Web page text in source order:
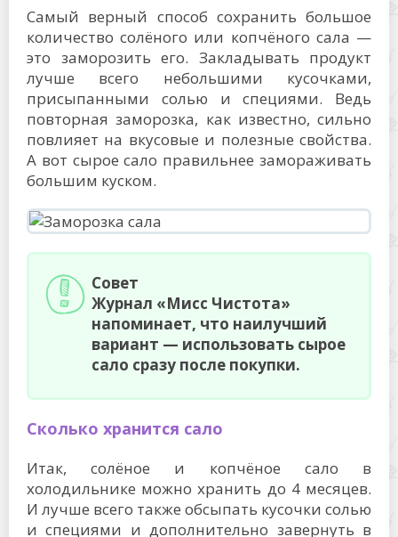
Самый верный способ сохранить большое
количество солёного или копчёного сала —
это заморозить его. Закладывать продукт
лучше всего небольшими кусочками,
присыпанными солью и специями. Ведь
повторная заморозка, как известно, сильно
повлияет на вкусовые и полезные свойства.
А вот сырое сало правильнее замораживать
большим куском.
Совет
Журнал «Мисс Чистота»
напоминает, что наилучший
вариант — использовать сырое
сало сразу после покупки.
Сколько хранится сало
Итак, солёное и копчёное сало в
холодильнике можно хранить до 4 месяцев.
И лучше всего также обсыпать кусочки солью
и специями и дополнительно завернуть в